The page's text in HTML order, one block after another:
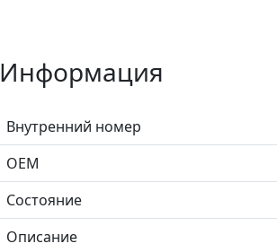
Информация
Внутренний номер
ОЕМ
Состояние
Описание